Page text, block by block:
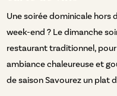
Une soirée dominicale hors
week-end ? Le dimanche
restaurant traditionnel,
ambiance chaleureuse et
de saison Savourez un plat